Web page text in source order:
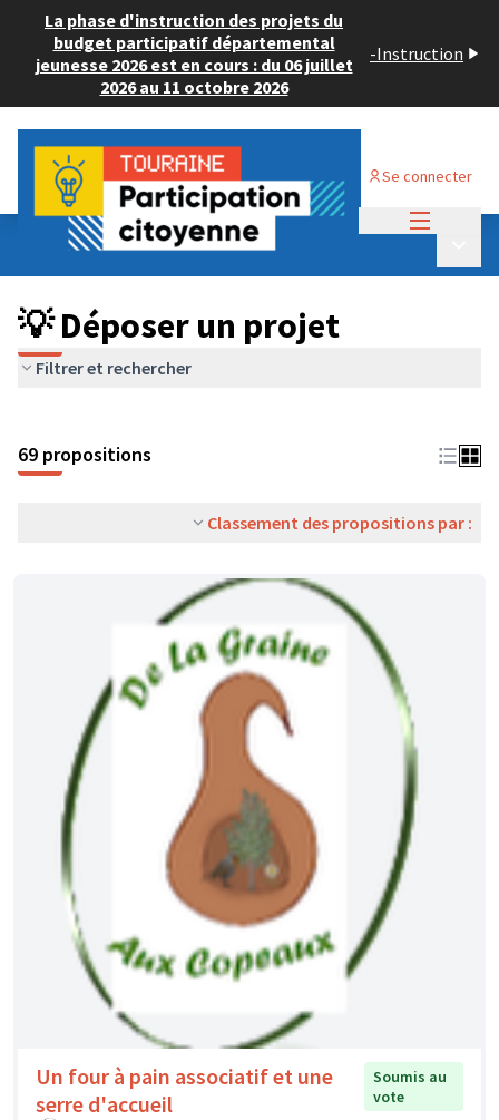
La phase d'instruction des projets du
budget participatif départemental
jeunesse 2026 est en cours : du 06 juillet
2026 au 11 octobre 2026
-Instruction
Se connecter
Budget Participatif ADULTE 2024
💡 Déposer un projet
💡 Déposer un projet
Filtrer et rechercher
69 propositions
Classement des propositions par :
Un four à pain associatif et une
serre d'accueil
Soumis au
vote